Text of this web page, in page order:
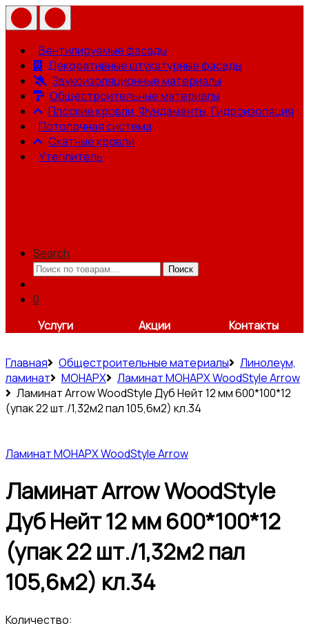
Вентилируемые фасады
Декоративные штукатурные фасады
Звукоизоляционные материалы
Общестроительные материалы
Плоские кровли, Фундаменты, Гидроизоляция
Потолочная система
Скатные кровли
Утеплитель
Search
Искать:
Поиск
0
Услуги
Акции Контакты
Главная Общестроительные материалы
Линолеум,
ламинат
МОНАРХ
Ламинат МОНАРХ WoodStyle Arrow
Ламинат Arrow WoodStyle Дуб Нейт 12 мм 600*100*12
(упак 22 шт./1,32м2 пал 105,6м2) кл.34
Ламинат МОНАРХ WoodStyle Arrow
Ламинат Arrow WoodStyle
Дуб Нейт 12 мм 600*100*12
(упак 22 шт./1,32м2 пал
105,6м2) кл.34
Количество: